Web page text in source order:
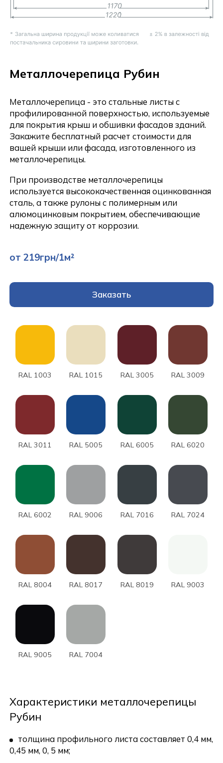
Металлочерепица Рубин
Металлочерепица - это стальные листы с
профилированной поверхностью, используемые
для покрытия крыш и обшивки фасадов зданий.
Закажите бесплатный расчет стоимости для
вашей крыши или фасада, изготовленного из
металлочерепицы.
При производстве металлочерепицы
используется высококачественная оцинкованная
сталь, а также рулоны с полимерным или
алюмоцинковым покрытием, обеспечивающие
надежную защиту от коррозии.
от 219грн/1м²
Заказать
RAL 1003 RAL 1015 RAL 3005 RAL 3009
RAL 3011 RAL 5005 RAL 6005 RAL 6020
RAL 6002 RAL 9006 RAL 7016 RAL 7024
RAL 8004 RAL 8017 RAL 8019 RAL 9003
RAL 9005 RAL 7004
Характеристики металлочерепицы
Рубин
толщина профильного листа составляет 0,4 мм,
0,45 мм, 0, 5 мм;